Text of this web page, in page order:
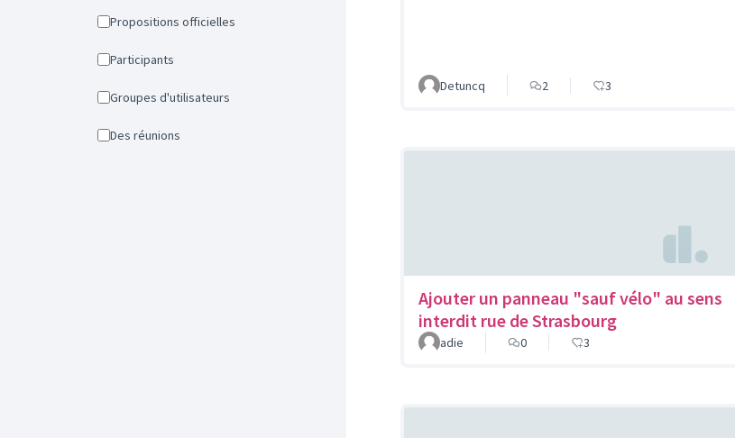
Propositions officielles
Participants
Groupes d'utilisateurs
Des réunions
Detuncq 2 3
Ajouter un panneau "sauf vélo" au sens
interdit rue de Strasbourg
adie 0 3